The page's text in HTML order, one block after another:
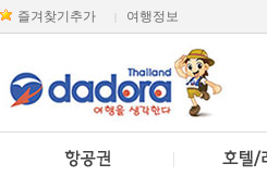
즐겨찾기추가 여행정보